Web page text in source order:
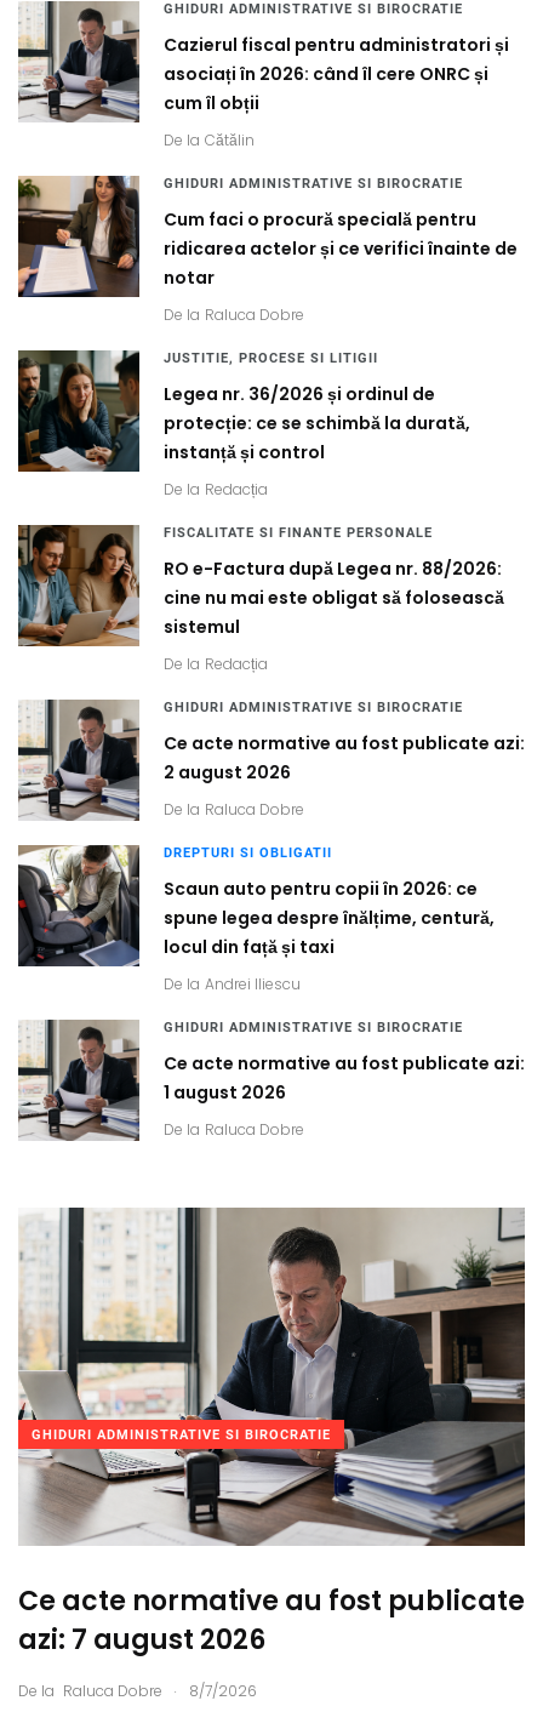
GHIDURI ADMINISTRATIVE SI BIROCRATIE
Cazierul fiscal pentru administratori și
asociați în 2026: când îl cere ONRC și
cum îl obții
De la Cătălin
GHIDURI ADMINISTRATIVE SI BIROCRATIE
Cum faci o procură specială pentru
ridicarea actelor și ce verifici înainte de
notar
De la Raluca Dobre
JUSTITIE, PROCESE SI LITIGII
Legea nr. 36/2026 și ordinul de
protecție: ce se schimbă la durată,
instanță și control
De la Redacția
FISCALITATE SI FINANTE PERSONALE
RO e-Factura după Legea nr. 88/2026:
cine nu mai este obligat să folosească
sistemul
De la Redacția
GHIDURI ADMINISTRATIVE SI BIROCRATIE
Ce acte normative au fost publicate azi:
2 august 2026
De la Raluca Dobre
DREPTURI SI OBLIGATII
Scaun auto pentru copii în 2026: ce
spune legea despre înălțime, centură,
locul din față și taxi
De la Andrei Iliescu
GHIDURI ADMINISTRATIVE SI BIROCRATIE
Ce acte normative au fost publicate azi:
1 august 2026
De la Raluca Dobre
GHIDURI ADMINISTRATIVE SI BIROCRATIE
Ce acte normative au fost publicate
azi: 7 august 2026
De la Raluca Dobre . 8/7/2026